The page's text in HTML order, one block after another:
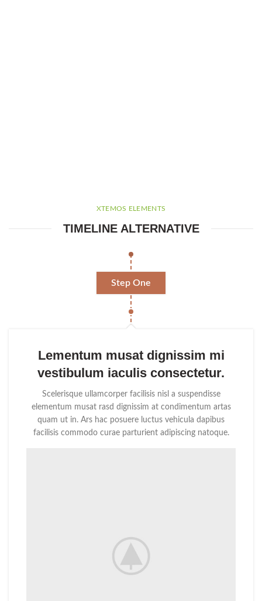
XTEMOS ELEMENTS
TIMELINE ALTERNATIVE
Step One
Lementum musat dignissim mi
vestibulum iaculis consectetur.
Scelerisque ullamcorper facilisis nisl a suspendisse
elementum musat rasd dignissim at condimentum artas
quam ut in. Ars hac posuere luctus vehicula dapibus
facilisis commodo curae parturient adipiscing natoque.